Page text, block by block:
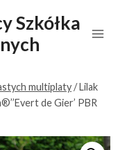
Szkółka
multiplaty/Lilak
de Gier’ PBR